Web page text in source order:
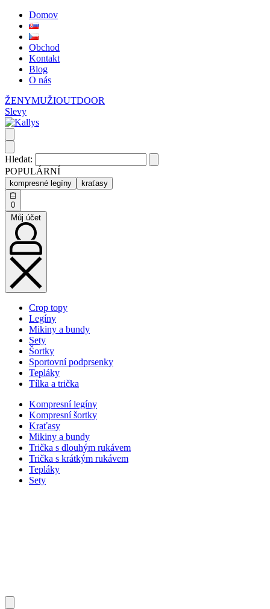
Domov
Obchod
Kontakt
Blog
O nás
ŽENYMUŽIOUTDOOR
Slevy
Hledat:
POPULÁRNÍ
kompresné legíny kraťasy
0
Můj účet
Crop topy
Legíny
Mikiny a bundy
Sety
Šortky
Sportovní podprsenky
Tepláky
Tílka a trička
Kompresní legíny
Kompresní šortky
Kraťasy
Mikiny a bundy
Trička s dlouhým rukávem
Trička s krátkým rukávem
Tepláky
Sety